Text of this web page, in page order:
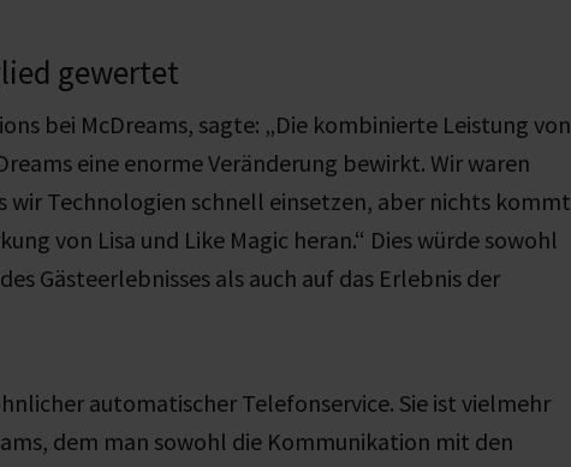
gewertet
bei McDreams, sagte: „Die kombinierte Leistung von
eine enorme Veränderung bewirkt. Wir waren
wir Technologien schnell einsetzen, aber nichts kommt
von Lisa und Like Magic heran.“ Dies würde sowohl
Gästeerlebnisses als auch auf das Erlebnis der
automatischer Telefonservice. Sie ist vielmehr
dem man sowohl die Kommunikation mit den